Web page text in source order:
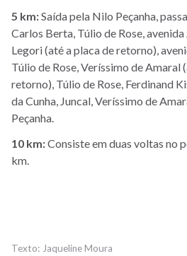
5 km:Saída pela Nilo Peçanha,
Carlos Berta, Túlio de Rose,
Legori (até a placa de retorno),
Túlio de Rose, Veríssimo de Amaral
retorno), Túlio de Rose, Ferdinand
da Cunha, Juncal, Veríssimo de
Peçanha.
10 km:Consiste em duas voltas no
km.
Jaqueline Moura